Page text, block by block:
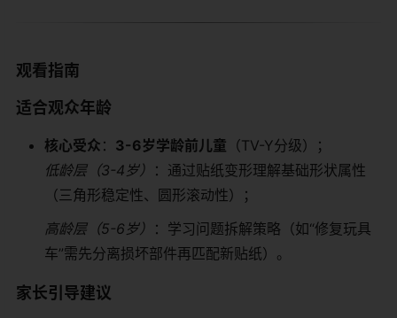
​观看指南​
​适合观众年龄​
​核心受众​ ​：​ ​3-6岁学龄前儿童​ ​（TV-Y分级）；
低龄层（3-4岁） ：通过贴纸变形理解基础形状属性
（三角形稳定性、圆形滚动性）；
高龄层（5-6岁） ：学习问题拆解策略（如“修复玩具
车”需先分离损坏部件再匹配新贴纸）。
​家长引导建议​